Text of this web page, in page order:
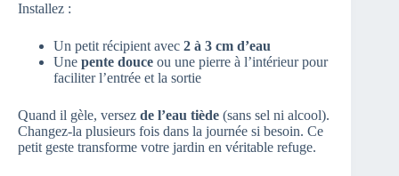
Installez :
Un petit récipient avec 2 à 3 cm d’eau
Une pente douce ou une pierre à l’intérieur pour
faciliter l’entrée et la sortie
Quand il gèle, versez de l’eau tiède (sans sel ni alcool).
Changez-la plusieurs fois dans la journée si besoin. Ce
petit geste transforme votre jardin en véritable refuge.